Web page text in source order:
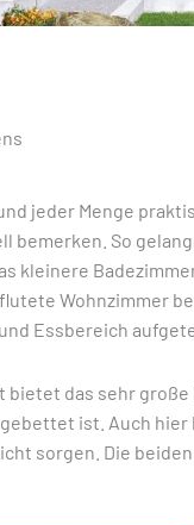
jeder Menge
bemerken. So
kleinere
Wohnzimmer
Essbereich
bietet das sehr
ist. Auch
sorgen. Die